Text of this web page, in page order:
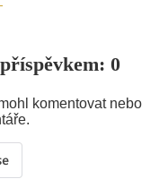
0
komentovat nebo